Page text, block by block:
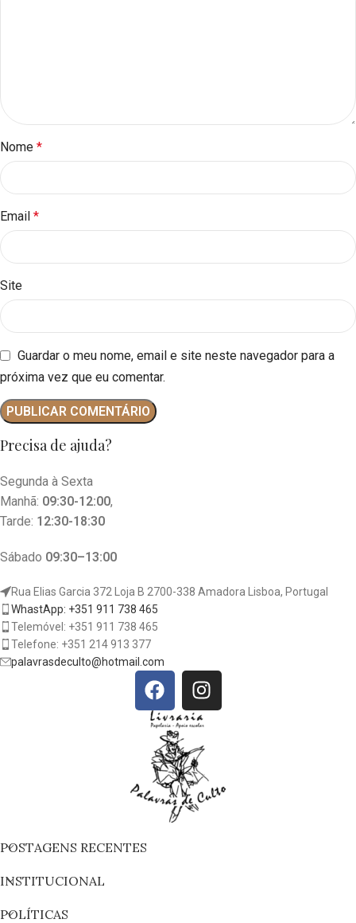
Nome *
Email *
Site
Guardar o meu nome, email e site neste navegador para a
próxima vez que eu comentar.
Precisa de ajuda?
Segunda à Sexta
Manhã: 09:30-12:00,
Tarde: 12:30-18:30
Sábado 09:30–13:00
Rua Elias Garcia 372 Loja B 2700-338 Amadora Lisboa, Portugal
WhastApp: +351 911 738 465
Telemóvel: +351 911 738 465
Telefone: +351 214 913 377
palavrasdeculto@hotmail.com
POSTAGENS RECENTES
INSTITUCIONAL
POLÍTICAS